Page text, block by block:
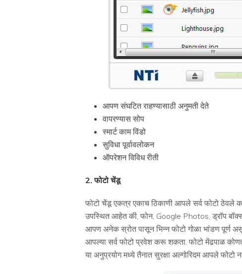
आपण संघटित राहण्यासाठी अनुमती देते
वापरण्यास सोप
स्मार्ट काम विंडो
सुविधा पूर्वावलोकन
ऑपरेशन विविध रीती
2. फोटो चेंडू
फोटो चेंडू एकत्र एकाच ठिकाणी आपले सर्व फोटो ठेवले
उपस्थित आहेत की, फोन, Google Photos, ड्रॉप
आपण अनेक स्रोत पासून भिन्न फोटो गोळा भांडण पूर्ण
आपल्या सर्व फोटो प्रवेश करू शकता. फोटो मेंढपाळ
या अनुप्रयोग मध्ये तैनात सुरक्षा अल्गोरिदम आपले फोटो